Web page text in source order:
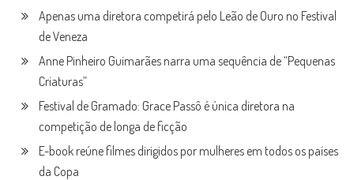
Apenas uma diretora competirá pelo Leão de Ouro no Festival
de Veneza
Anne Pinheiro Guimarães narra uma sequência de “Pequenas
Criaturas”
Festival de Gramado: Grace Passô é única diretora na
competição de longa de ficção
E-book reúne filmes dirigidos por mulheres em todos os países
da Copa